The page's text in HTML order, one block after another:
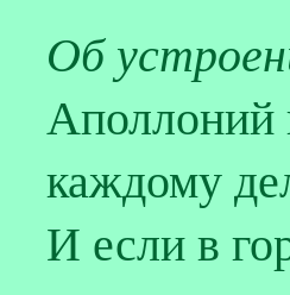
Об
Аполлоний
каждому
И если в